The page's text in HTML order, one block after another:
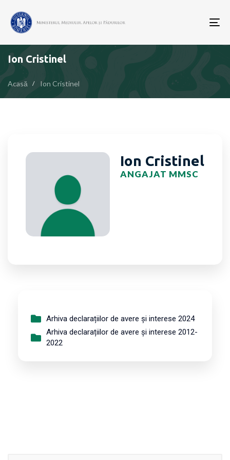
Ion Cristinel
Acasă Ion Cristinel
Ion Cristinel
ANGAJAT MMSC
Arhiva declarațiilor de avere și interese 2024
Arhiva declarațiilor de avere și interese 2012-
2022